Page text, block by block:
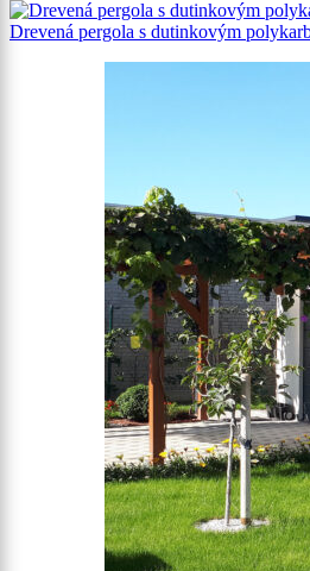
Drevená pergola s dutinkovým